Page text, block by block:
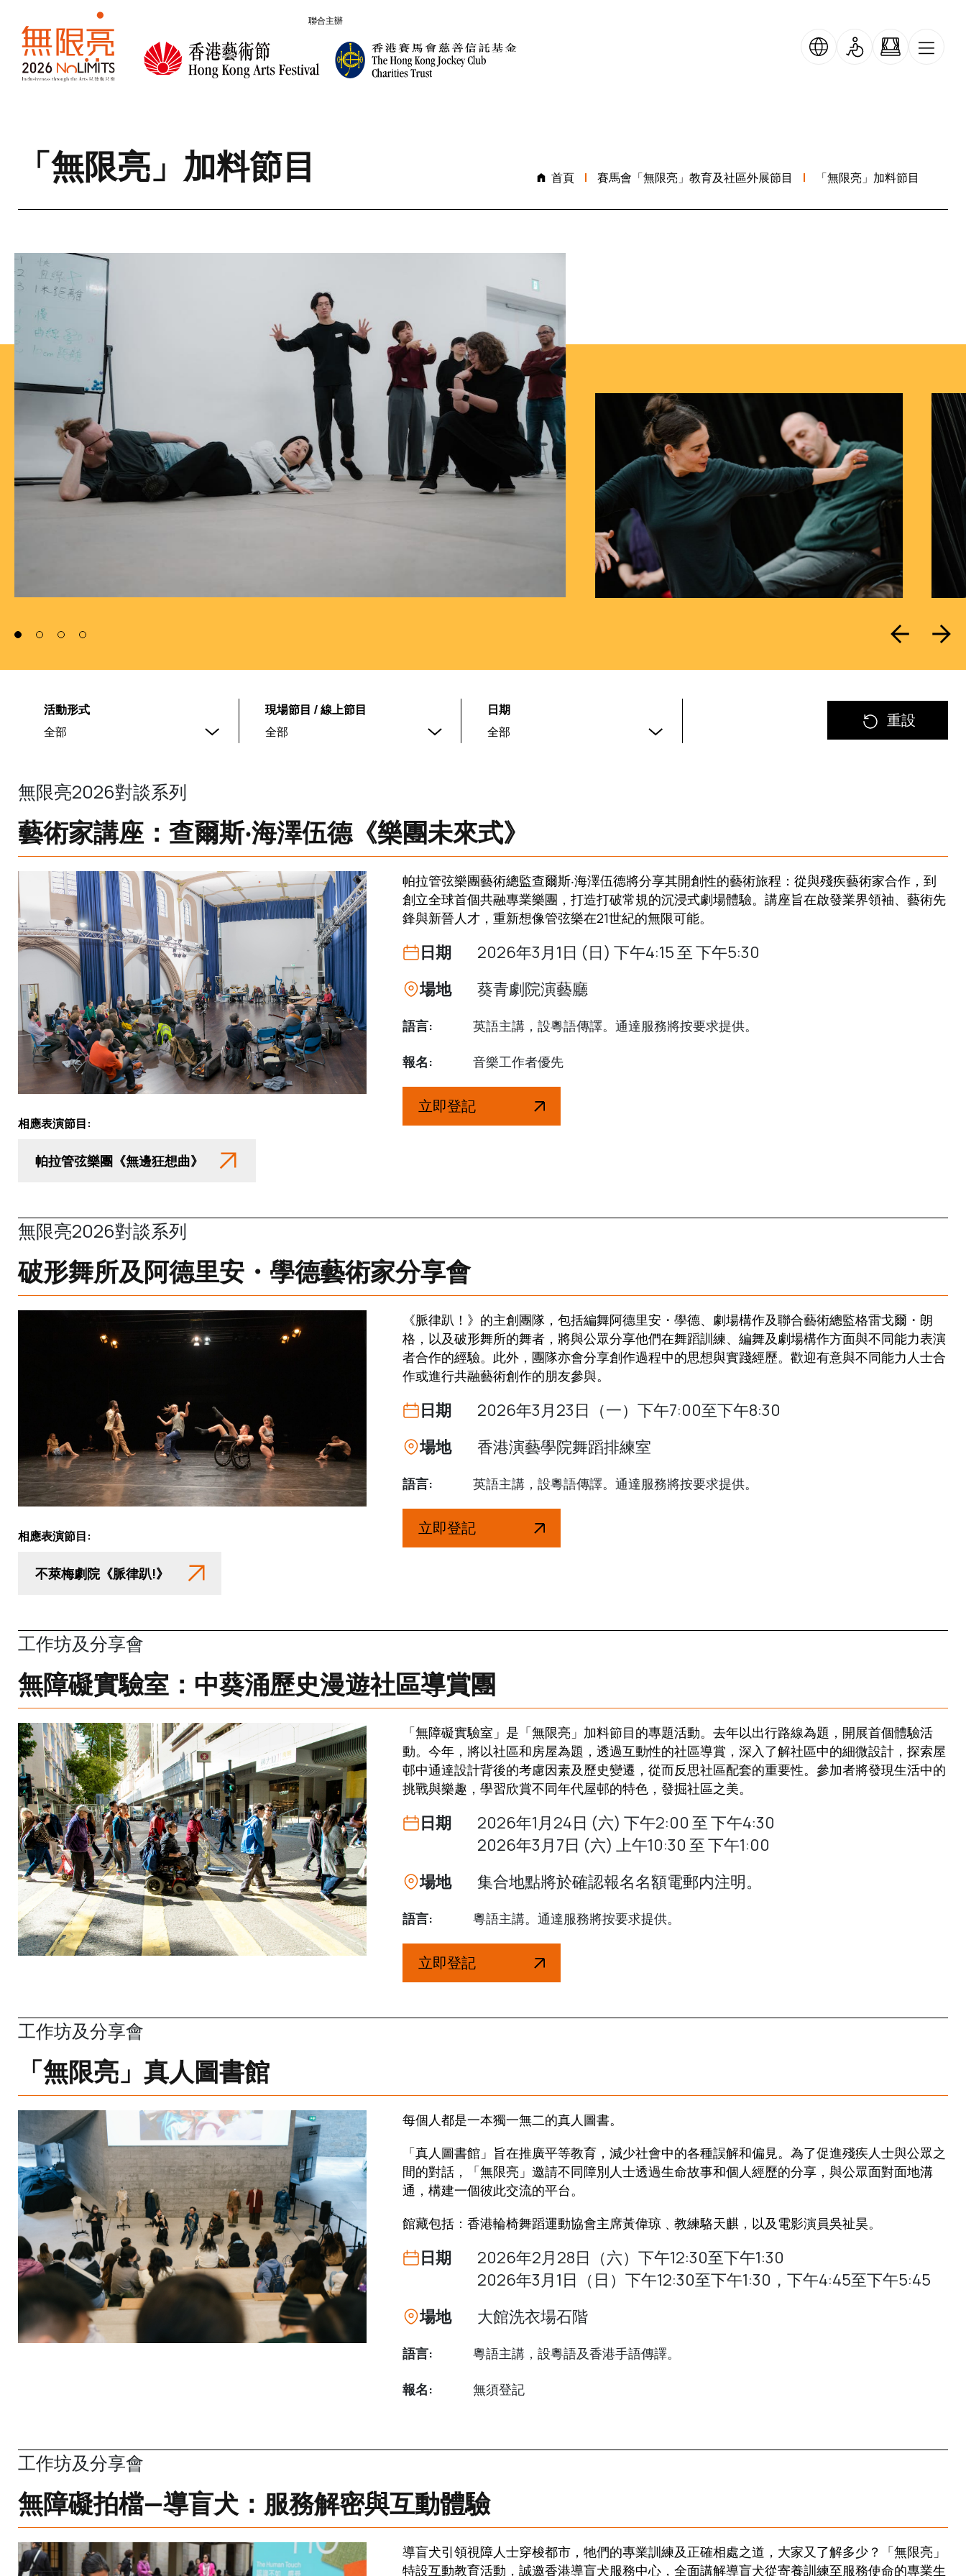
聯合主辦
無限亮
「無限亮」加料節目 首頁 賽馬會「無限亮」教育及社區外展節目 「無限亮」加料節目
活動形式
全部
現場節目 / 線上節目
全部
日期
全部
重設
藝術家講座：查爾斯‧海澤伍德《樂團未來式》
無限亮2026對談系列
相應表演節目:
帕拉管弦樂團《無邊狂想曲》
帕拉管弦樂團藝術總監查爾斯‧海澤伍德將分享其開創性的藝術旅程：從與殘疾藝術家合作，到
創立全球首個共融專業樂團，打造打破常規的沉浸式劇場體驗。講座旨在啟發業界領袖、藝術先
鋒與新晉人才，重新想像管弦樂在21世紀的無限可能。
日期
2026年3月1日 (日) 下午4:15 至 下午5:30
場地
葵青劇院演藝廳
語言: 英語主講，設粵語傳譯。通達服務將按要求提供。
報名: 音樂工作者優先
立即登記
破形舞所及阿德里安・學德藝術家分享會
無限亮2026對談系列
相應表演節目:
不萊梅劇院《脈律趴!》
《脈律趴！》的主創團隊，包括編舞阿德里安・學德、劇場構作及聯合藝術總監格雷戈爾・朗
格，以及破形舞所的舞者，將與公眾分享他們在舞蹈訓練、編舞及劇場構作方面與不同能力表演
者合作的經驗。此外，團隊亦會分享創作過程中的思想與實踐經歷。歡迎有意與不同能力人士合
作或進行共融藝術創作的朋友參與。
日期
2026年3月23日（一）下午7:00至下午8:30
場地
香港演藝學院舞蹈排練室
語言: 英語主講，設粵語傳譯。通達服務將按要求提供。
立即登記
無障礙實驗室：中葵涌歷史漫遊社區導賞團
工作坊及分享會
「無障礙實驗室」是「無限亮」加料節目的專題活動。去年以出行路線為題，開展首個體驗活
動。今年，將以社區和房屋為題，透過互動性的社區導賞，深入了解社區中的細微設計，探索屋
邨中通達設計背後的考慮因素及歷史變遷，從而反思社區配套的重要性。參加者將發現生活中的
挑戰與樂趣，學習欣賞不同年代屋邨的特色，發掘社區之美。
日期
2026年1月24日 (六) 下午2:00 至 下午4:30
2026年3月7日 (六) 上午10:30 至 下午1:00
場地
集合地點將於確認報名名額電郵内注明。
語言: 粵語主講。通達服務將按要求提供。
立即登記
「無限亮」真人圖書館
工作坊及分享會
每個人都是一本獨一無二的真人圖書。
「真人圖書館」旨在推廣平等教育，減少社會中的各種誤解和偏見。為了促進殘疾人士與公眾之
間的對話，「無限亮」邀請不同障別人士透過生命故事和個人經歷的分享，與公眾面對面地溝
通，構建一個彼此交流的平台。
館藏包括：香港輪椅舞蹈運動協會主席黃偉琼﹑教練駱天麒，以及電影演員吳祉昊。
日期
2026年2月28日（六）下午12:30至下午1:30
2026年3月1日（日）下午12:30至下午1:30，下午4:45至下午5:45
場地
大館洗衣場石階
語言: 粵語主講，設粵語及香港手語傳譯。
報名: 無須登記
無障礙拍檔—導盲犬：服務解密與互動體驗
工作坊及分享會
導盲犬引領視障人士穿梭都市，牠們的專業訓練及正確相處之道，大家又了解多少？「無限亮」
特設互動教育活動，誠邀香港導盲犬服務中心，全面講解導盲犬從寄養訓練至服務使命的專業生